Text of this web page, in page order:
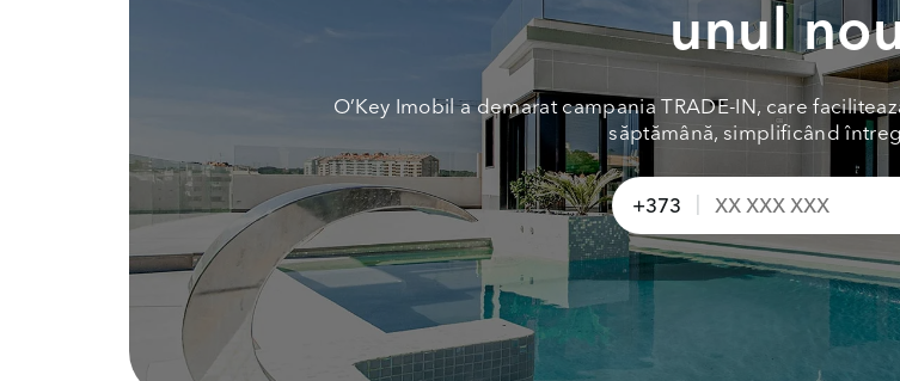
unul
O’Key Imobil a demarat campania TRADE-IN, care
săptămână, simplificând
+373